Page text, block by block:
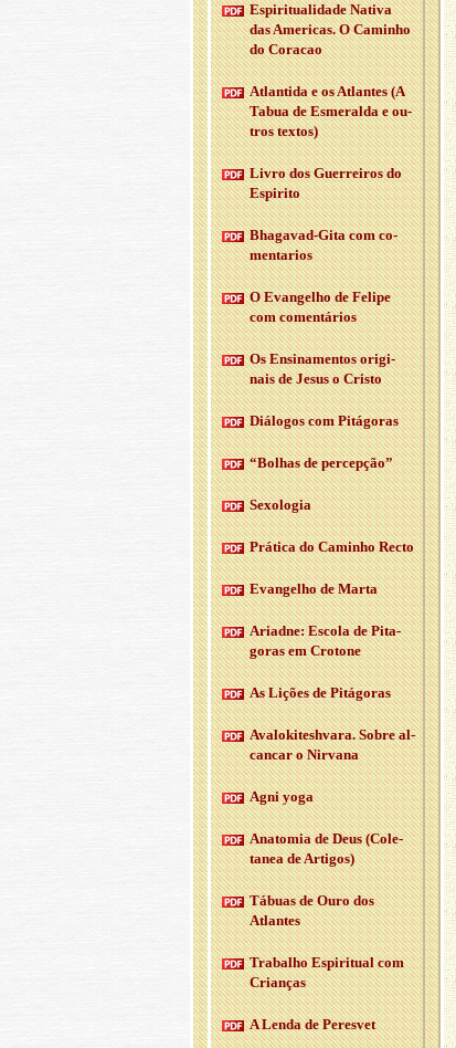
Es­pi­ri­tu­a­li­dade Na­tiva
das Ame­ricas. O Ca­minho
do Co­racao
Atlan­tida e os Atlantes (A
Tabua de Es­me­ralda e ou­
tros textos)
Livro dos Guer­reiros do
Es­pi­rito
Bha­gavad-Gita com co­
men­ta­rios
O Evan­gelho de Fe­lipe
com co­men­tá­rios
Os En­si­na­mentos ori­gi­
nais de Jesus o Cristo
Diá­logos com Pi­tá­goras
“Bo­lhas de per­cepção”
Se­xo­logia
Prá­tica do Ca­minho Recto
Evan­gelho de Marta
Ari­adne: Es­cola de Pi­ta­
goras em Cro­tone
As Li­ções de Pi­tá­goras
Ava­lo­ki­tesh­vara. Sobre al­
cancar o Nir­vana
Agni yoga
Ana­tomia de Deus (Co­le­
tanea de Ar­tigos)
Tá­buas de Ouro dos
Atlantes
Tra­balho Es­pi­ri­tual com
Cri­anças
A Lenda de Pe­resvet